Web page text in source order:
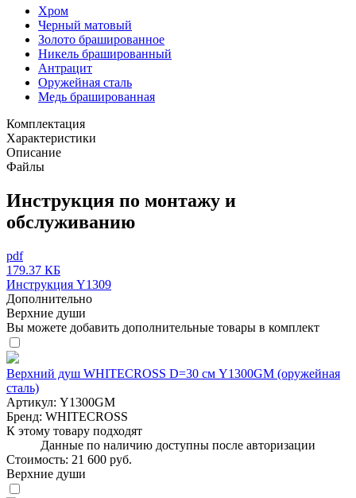
Хром
Черный матовый
Золото брашированное
Никель брашированный
Антрацит
Оружейная сталь
Медь брашированная
Комплектация
Характеристики
Описание
Файлы
Инструкция по монтажу и
обслуживанию
pdf
179.37 КБ
Инструкция Y1309
Дополнительно
Верхние души
Вы можете добавить дополнительные товары в комплект
Верхний душ WHITECROSS D=30 см Y1300GM (оружейная
сталь)
Артикул: Y1300GM
Бренд: WHITECROSS
К этому товару подходят
Данные по наличию доступны после авторизации
Стоимость: 21 600 руб.
Верхние души